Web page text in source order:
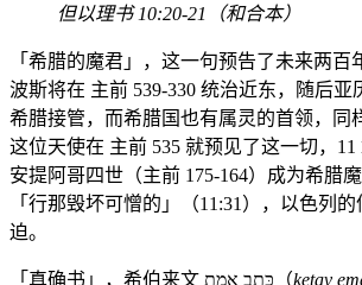
但以理书 10:20-21（和合本）
「希腊的魔君」，这一句预告了未来两百
波斯将在 主前 539-330 统治近东，随后亚
希腊接管，而希腊国也有属灵的首领，同
这位天使在 主前 535 就预见了这一切，11
安提阿哥四世（主前 175-164）成为希腊
「行那毁坏可憎的」（11:31），以色列
迫。
「真确书」，希伯来文 כְּתָב אֱמֶת（ketav